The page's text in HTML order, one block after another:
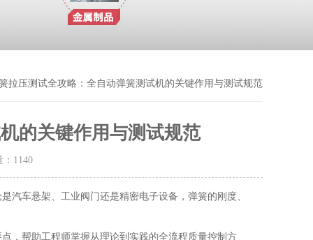
拉压测试全攻略：全自动弹簧测试机的关键作用与测试规范
的关键作用与测试规范
1140
汽车悬架、工业阀门还是精密电子设备，弹簧的刚度、
，帮助工程师掌握从理论到实践的全流程质量控制方